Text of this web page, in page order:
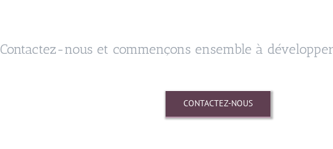
Contactez-nous et commençons ensemble à
CONTACTEZ-NOUS